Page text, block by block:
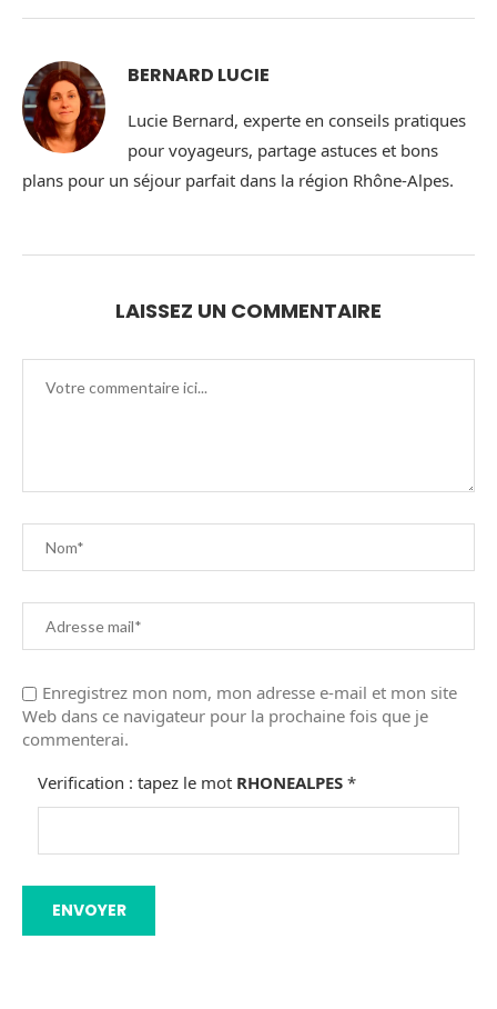
BERNARD LUCIE
Lucie Bernard, experte en conseils pratiques
pour voyageurs, partage astuces et bons
plans pour un séjour parfait dans la région Rhône-Alpes.
LAISSEZ UN COMMENTAIRE
Enregistrez mon nom, mon adresse e-mail et mon site
Web dans ce navigateur pour la prochaine fois que je
commenterai.
Verification : tapez le mot RHONEALPES *